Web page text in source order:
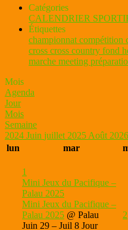
Catégories
CALENDRIER
Étiquettes
championnat compétition
cross cross country fond
marche meeting
Mois
Agenda
Jour
Mois
Semaine
2024 Juin juillet 2025 Août 2026
lun
mar
1
Mini Jeux du Pacifique –
Palau 2025
Mini Jeux du Pacifique –
Palau 2025 @ Palau
Juin 29 – Juil 8 Jour
2